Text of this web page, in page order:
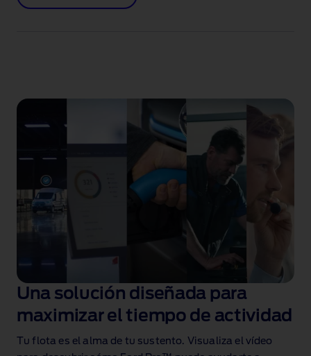
Una solución diseñada para
maximizar el tiempo de actividad
Tu flota es el alma de tu sustento. Visualiza el vídeo